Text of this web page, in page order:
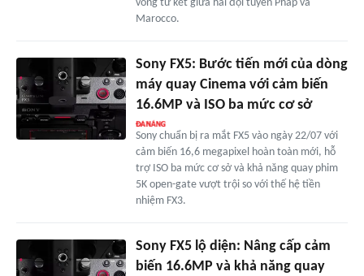
vòng tứ kết giữa hai đội tuyển Pháp và
Marocco.
Sony FX5: Bước tiến mới của dòng
máy quay Cinema với cảm biến
16.6MP và ISO ba mức cơ sở
Sony chuẩn bị ra mắt FX5 vào ngày 22/07 với
cảm biến 16,6 megapixel hoàn toàn mới, hỗ
trợ ISO ba mức cơ sở và khả năng quay phim
5K open-gate vượt trội so với thế hệ tiền
nhiệm FX3.
Sony FX5 lộ diện: Nâng cấp cảm
biến 16.6MP và khả năng quay